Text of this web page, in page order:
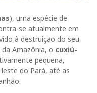
), uma espécie de
se atualmente em
à destruição do seu
Amazônia, o cuxiú-
pequena,
do Pará, até as